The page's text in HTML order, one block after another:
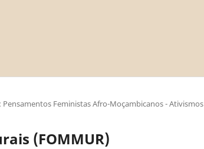
Feministas Afro-Moçambicanos - Ativismos
(FOMMUR)